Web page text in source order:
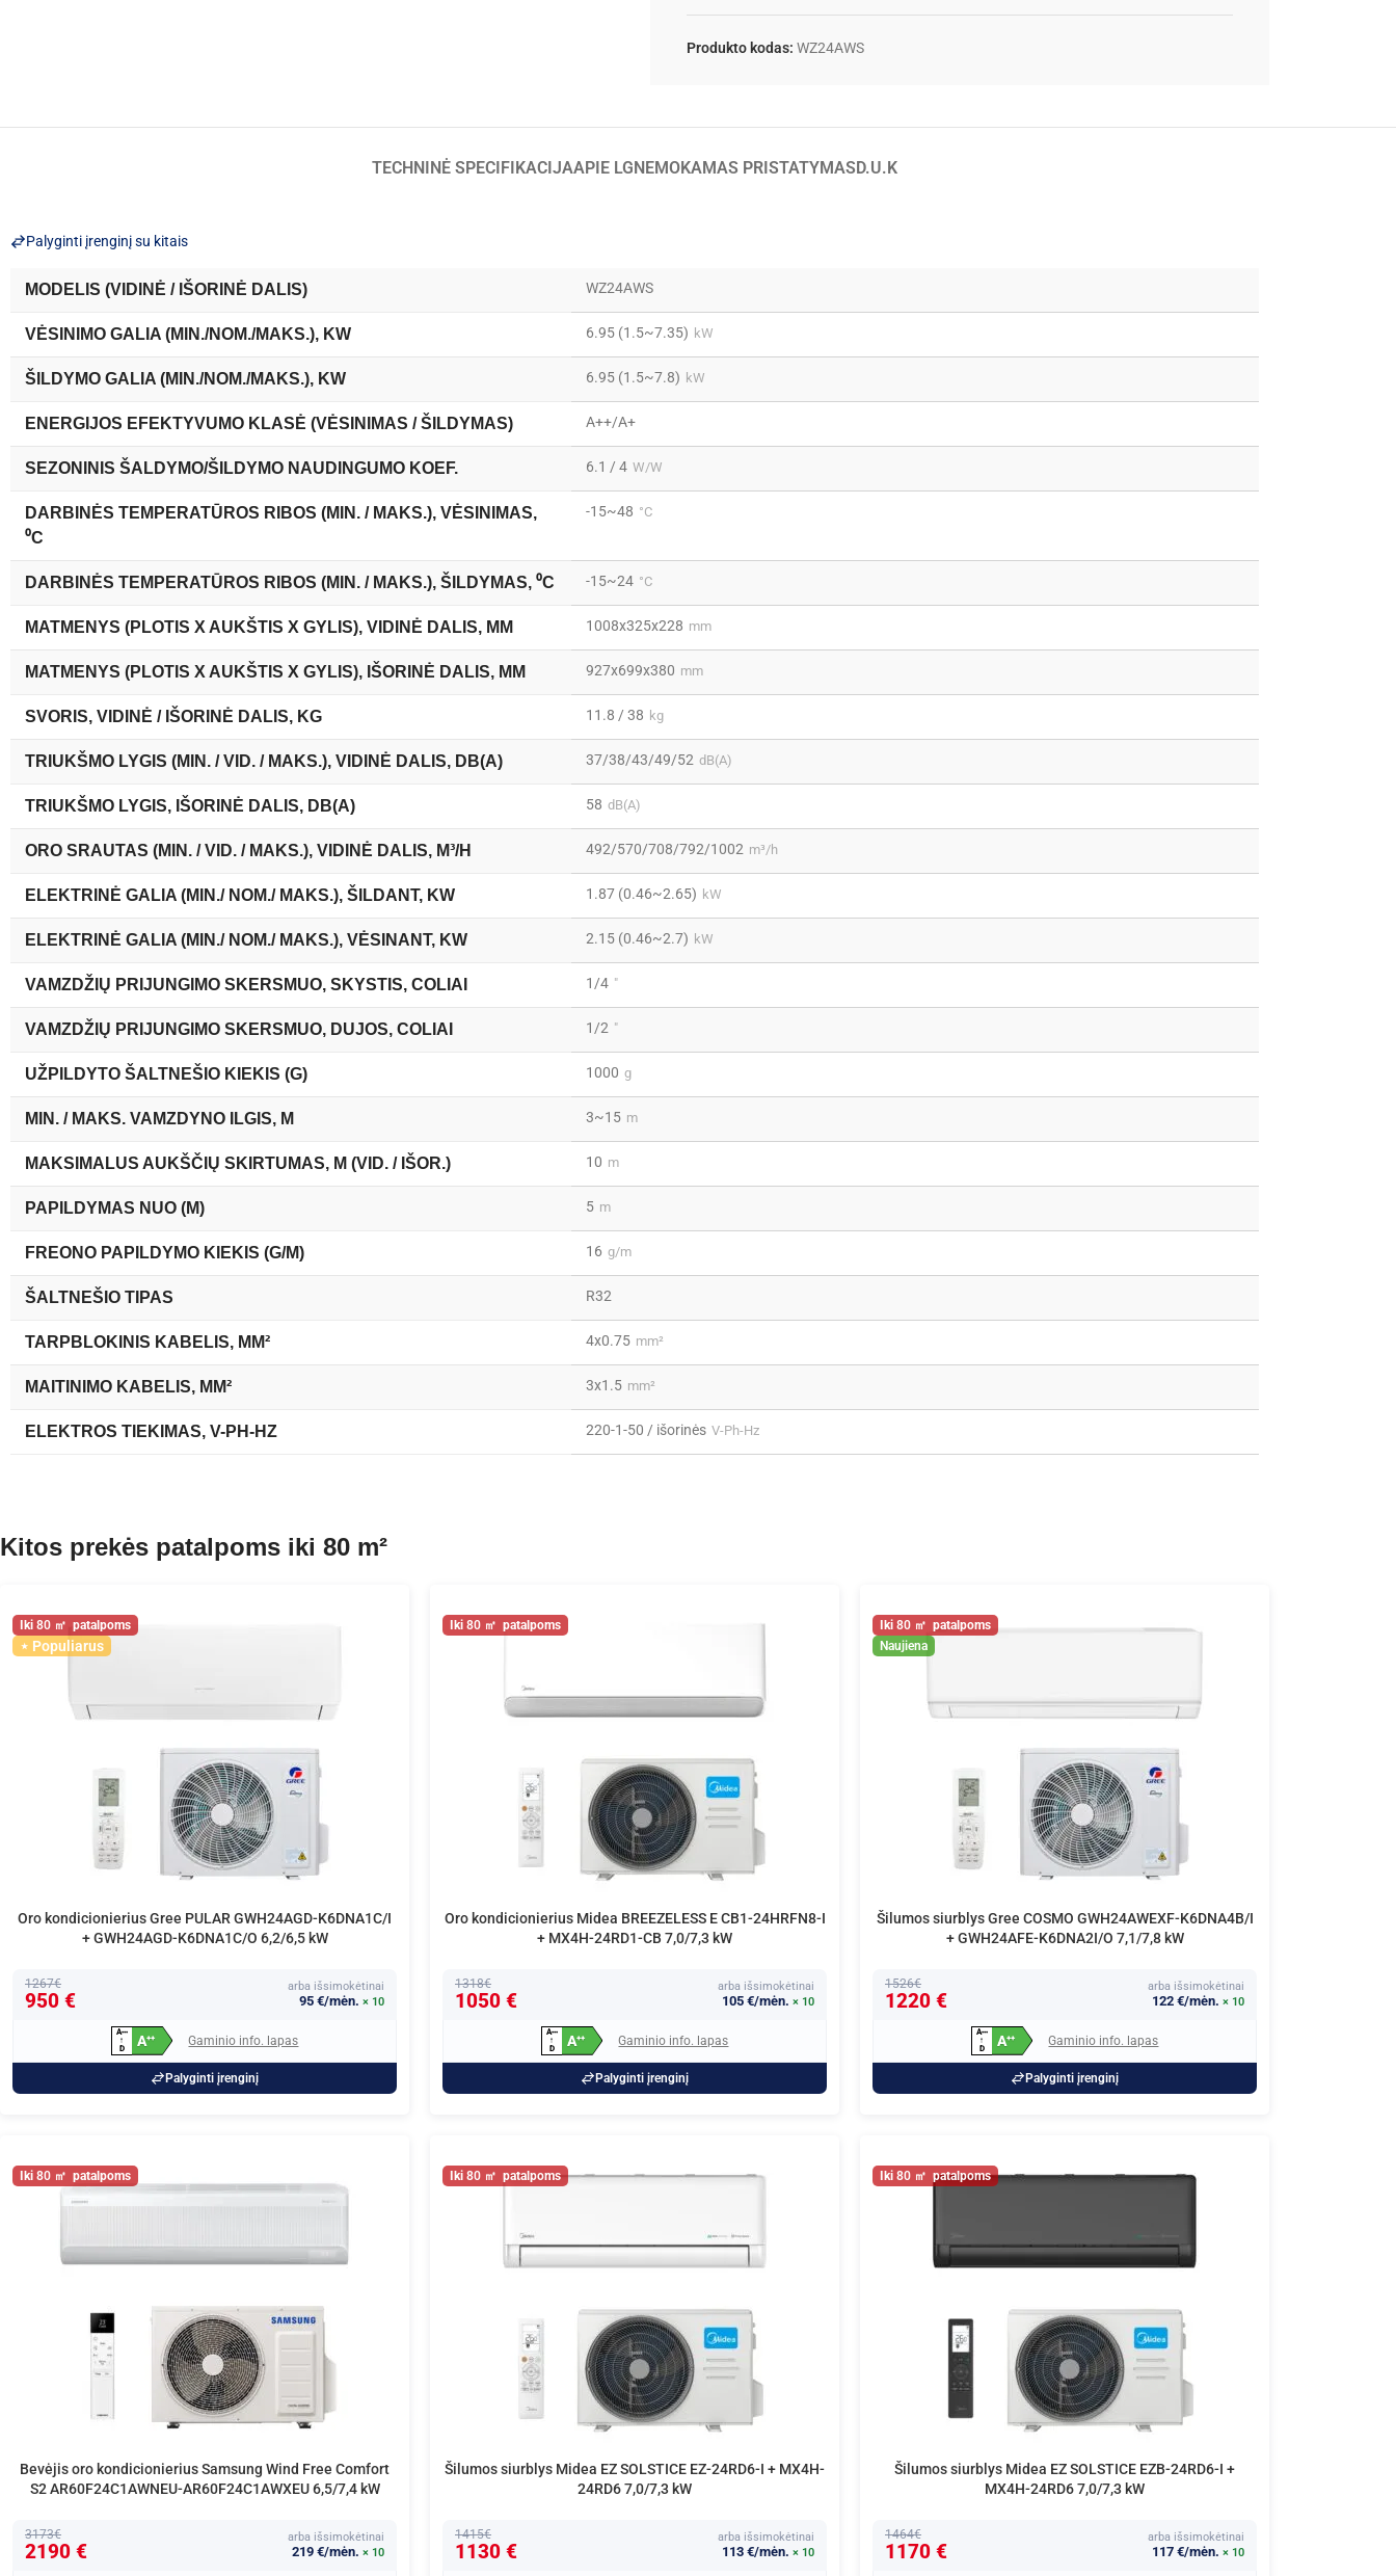
Produkto kodas: WZ24AWS
TECHNINĖ SPECIFIKACIJAAPIE LG NEMOKAMAS PRISTATYMAS D.U.K
Palyginti įrenginį su kitais
MODELIS (VIDINĖ / IŠORINĖ DALIS) WZ24AWS
VĖSINIMO GALIA (MIN./NOM./MAKS.), KW 6.95 (1.5~7.35) kW
ŠILDYMO GALIA (MIN./NOM./MAKS.), KW 6.95 (1.5~7.8) kW
ENERGIJOS EFEKTYVUMO KLASĖ (VĖSINIMAS / ŠILDYMAS) A++/A+
SEZONINIS ŠALDYMO/ŠILDYMO NAUDINGUMO KOEF. 6.1 / 4 W/W
DARBINĖS TEMPERATŪROS RIBOS (MIN. / MAKS.), VĖSINIMAS,
⁰C
-15~48 °C
DARBINĖS TEMPERATŪROS RIBOS (MIN. / MAKS.), ŠILDYMAS, ⁰C -15~24 °C
MATMENYS (PLOTIS X AUKŠTIS X GYLIS), VIDINĖ DALIS, MM 1008x325x228 mm
MATMENYS (PLOTIS X AUKŠTIS X GYLIS), IŠORINĖ DALIS, MM 927x699x380 mm
SVORIS, VIDINĖ / IŠORINĖ DALIS, KG 11.8 / 38 kg
TRIUKŠMO LYGIS (MIN. / VID. / MAKS.), VIDINĖ DALIS, DB(A) 37/38/43/49/52 dB(A)
TRIUKŠMO LYGIS, IŠORINĖ DALIS, DB(A) 58 dB(A)
ORO SRAUTAS (MIN. / VID. / MAKS.), VIDINĖ DALIS, M³/H 492/570/708/792/1002 m³/h
ELEKTRINĖ GALIA (MIN./ NOM./ MAKS.), ŠILDANT, KW 1.87 (0.46~2.65) kW
ELEKTRINĖ GALIA (MIN./ NOM./ MAKS.), VĖSINANT, KW 2.15 (0.46~2.7) kW
VAMZDŽIŲ PRIJUNGIMO SKERSMUO, SKYSTIS, COLIAI 1/4 "
VAMZDŽIŲ PRIJUNGIMO SKERSMUO, DUJOS, COLIAI 1/2 "
UŽPILDYTO ŠALTNEŠIO KIEKIS (G) 1000 g
MIN. / MAKS. VAMZDYNO ILGIS, M 3~15 m
MAKSIMALUS AUKŠČIŲ SKIRTUMAS, M (VID. / IŠOR.) 10 m
PAPILDYMAS NUO (M) 5 m
FREONO PAPILDYMO KIEKIS (G/M) 16 g/m
ŠALTNEŠIO TIPAS R32
TARPBLOKINIS KABELIS, MM² 4x0.75 mm²
MAITINIMO KABELIS, MM² 3x1.5 mm²
ELEKTROS TIEKIMAS, V-PH-HZ 220-1-50 / išorinės V-Ph-Hz
Kitos prekės patalpoms iki 80 m²
80
Populiarus
Oro kondicionierius Gree PULAR GWH24AGD-K6DNA1C/I
+ GWH24AGD-K6DNA1C/O 6,2/6,5 kW
1267€
950 €
arba išsimokėtinai
95 €/mėn. × 10
A+++
↑
D
A++ Gaminio info. lapas
Palyginti įrenginį
80
Oro kondicionierius Midea BREEZELESS E CB1-24HRFN8-I
+ MX4H-24RD1-CB 7,0/7,3 kW
1318€
1050 €
arba išsimokėtinai
105 €/mėn. × 10
A+++
↑
D
A++ Gaminio info. lapas
Palyginti įrenginį
80
Naujiena
Šilumos siurblys Gree COSMO GWH24AWEXF-K6DNA4B/I
+ GWH24AFE-K6DNA2I/O 7,1/7,8 kW
1526€
1220 €
arba išsimokėtinai
122 €/mėn. × 10
A+++
↑
D
A++ Gaminio info. lapas
Palyginti įrenginį
80
Bevėjis oro kondicionierius Samsung Wind Free Comfort
S2 AR60F24C1AWNEU-AR60F24C1AWXEU 6,5/7,4 kW
3173€
2190 €
arba išsimokėtinai
219 €/mėn. × 10
80
Šilumos siurblys Midea EZ SOLSTICE EZ-24RD6-I + MX4H-
24RD6 7,0/7,3 kW
1415€
1130 €
arba išsimokėtinai
113 €/mėn. × 10
80
Šilumos siurblys Midea EZ SOLSTICE EZB-24RD6-I +
MX4H-24RD6 7,0/7,3 kW
1464€
1170 €
arba išsimokėtinai
117 €/mėn. × 10